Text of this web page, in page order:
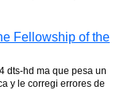
Fellowship of the
dts-hd ma que pesa un
y le corregi errores de